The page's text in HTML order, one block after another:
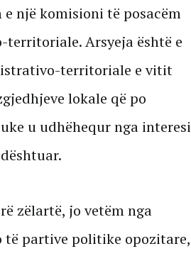
një komisioni të posacëm
Arsyeja është e
territoriale e vitit
lokale që po
u udhëhequr nga interesi
zëlartë, jo vetëm nga
të partive politike opozitare,